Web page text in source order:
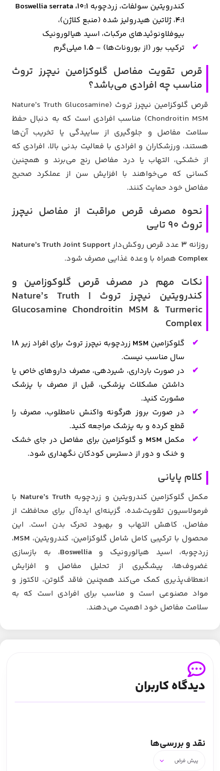
کندرویتین سولفات، زردچوبه
10:1، Boswellia serrata
4:1، ژلاتین هیدرولیز شده (منبع کلاژن)،
بیوفلاونوئیدهای مرکبات، اسید هیالورونیک
ترکیب بور (از بورونات‌ها) – 1.5 میلی‌گرم
قرص تقویت مفاصل گلوکزامین نیچرز تروث
مناسب چه افرادی می‌باشد؟
قرص گلوکزامین نیچرز تروث (Nature’s Truth Glucosamine
Chondroitin MSM) مناسب افرادی است که به دنبال حفظ
سلامت مفاصل و جلوگیری از ساییدگی یا تخریب آن‌ها
هستند، ورزشکاران و افرادی با فعالیت بدنی بالا، افرادی که
از خشکی، التهاب یا درد مفاصل رنج می‌برند و همچنین
کسانی که می‌خواهند با افزایش سن از عملکرد صحیح
مفاصل خود حمایت کنند.
نحوه مصرف قرص مراقبت از مفاصل نیچرز
تروث 90 تایی
روزانه ۳ عدد قرص روکش‌دارNature’s Truth Joint Support
Complex همراه با وعده غذایی مصرف شود.
نکات مهم در مصرف قرص گلوکوزامین و
کندرویتین نیچرز تروث | Nature’s Truth
Glucosamine Chondroitin MSM & Turmeric
Complex
گلوکزامین MSM زردچوبه نیچرز تروث برای افراد زیر۱۸
سال مناسب نیست.
در صورت بارداری، شیردهی، مصرف داروهای خاص یا
داشتن مشکلات پزشکی، قبل از مصرف با پزشک
مشورت کنید.
در صورت بروز هرگونه واکنش نامطلوب، مصرف را
قطع کرده و به پزشک مراجعه کنید.
مکمل MSM و گلوکزامین برای مفاصل در جای خشک
و خنک و دور از دسترس کودکان نگهداری شود.
کلام پایانی
مکمل گلوکزامین کندرویتین و زردچوبه Nature’s Truth با
فرمولاسیون تقویت‌شده، گزینه‌ای ایده‌آل برای محافظت از
مفاصل، کاهش التهاب و بهبود تحرک بدن است. این
محصول با ترکیبی کامل شامل گلوکزامین، کندرویتین، MSM،
زردچوبه، اسید هیالورونیک و Boswellia، به بازسازی
غضروف‌ها، پیشگیری از تحلیل مفاصل و افزایش
انعطاف‌پذیری کمک می‌کند همچنین فاقد گلوتن، لاکتوز و
مواد مصنوعی است و مناسب برای افرادی است که به
سلامت مفاصل خود اهمیت می‌دهند.
دیدگاه کاربران
نقد و بررسی‌ها